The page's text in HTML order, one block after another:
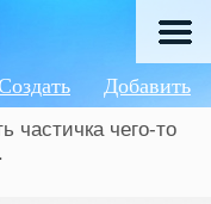
Добавить
частичка чего-то